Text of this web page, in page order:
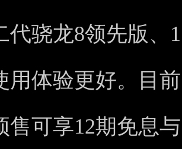
代骁龙8领先版、
用体验更好。目
售可享12期免息